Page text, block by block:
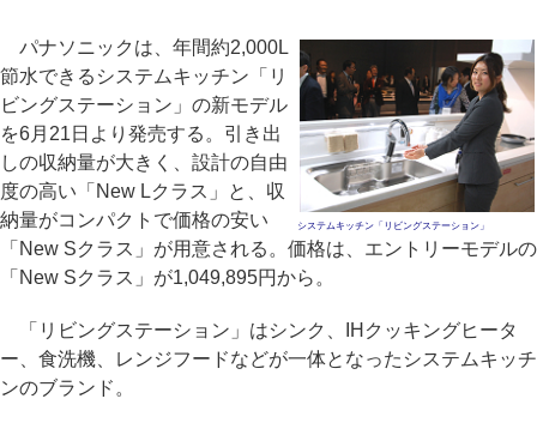
システムキッチン「リビングステーション」
パナソニックは、年間約2,000L
節水できるシステムキッチン「リ
ビングステーション」の新モデル
を6月21日より発売する。引き出
しの収納量が大きく、設計の自由
度の高い「New Lクラス」と、収
納量がコンパクトで価格の安い
「New Sクラス」が用意される。価格は、エントリーモデルの
「New Sクラス」が1,049,895円から。
「リビングステーション」はシンク、IHクッキングヒータ
ー、食洗機、レンジフードなどが一体となったシステムキッチ
ンのブランド。